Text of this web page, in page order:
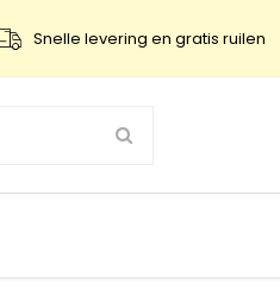
Snelle levering en gratis ruilen